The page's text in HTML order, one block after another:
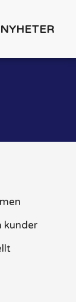
NYHETER
kunder